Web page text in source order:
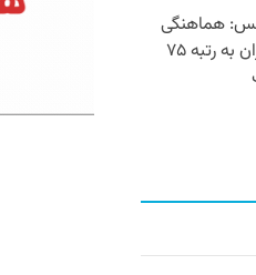
هماهنگی
نهادی شرط رسیدن ایران به رتبه ۷۵